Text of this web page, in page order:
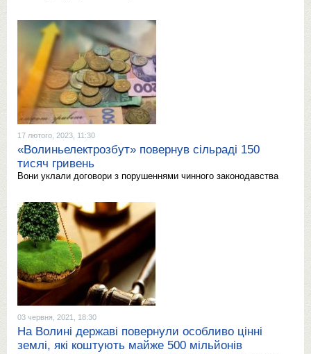
17 лютого, 2023, 11:30
«Волиньелектрозбут» повернув сільраді 150
тисяч гривень
Вони уклали договори з порушеннями чинного законодавства
03 червня, 2021, 18:30
На Волині державі повернули особливо цінні
землі, які коштують майже 500 мільйонів